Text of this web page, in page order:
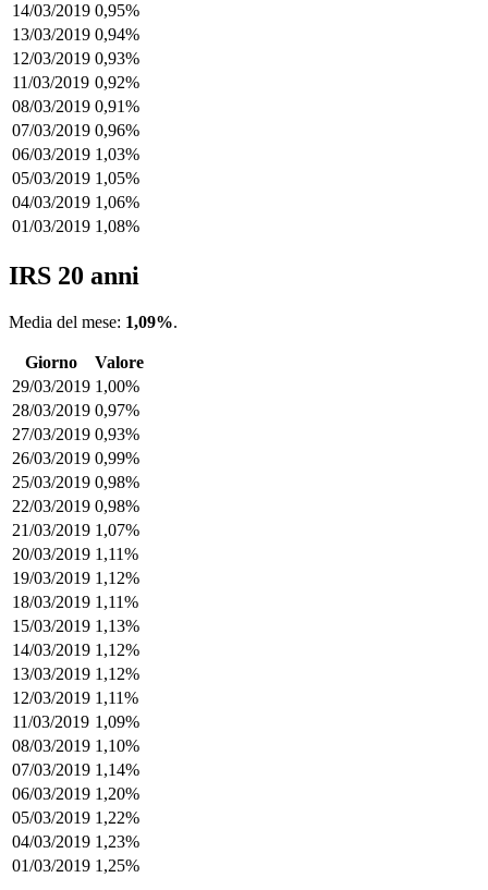
14/03/2019 0,95%
13/03/2019 0,94%
12/03/2019 0,93%
11/03/2019 0,92%
08/03/2019 0,91%
07/03/2019 0,96%
06/03/2019 1,03%
05/03/2019 1,05%
04/03/2019 1,06%
01/03/2019 1,08%
IRS 20 anni
Media del mese: 1,09%.
Giorno
Valore
29/03/2019 1,00%
28/03/2019 0,97%
27/03/2019 0,93%
26/03/2019 0,99%
25/03/2019 0,98%
22/03/2019 0,98%
21/03/2019 1,07%
20/03/2019 1,11%
19/03/2019 1,12%
18/03/2019 1,11%
15/03/2019 1,13%
14/03/2019 1,12%
13/03/2019 1,12%
12/03/2019 1,11%
11/03/2019 1,09%
08/03/2019 1,10%
07/03/2019 1,14%
06/03/2019 1,20%
05/03/2019 1,22%
04/03/2019 1,23%
01/03/2019 1,25%